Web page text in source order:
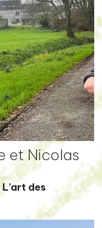
et Nicolas
des